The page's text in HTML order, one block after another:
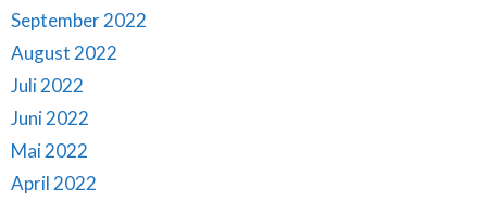
September 2022
August 2022
Juli 2022
Juni 2022
Mai 2022
April 2022